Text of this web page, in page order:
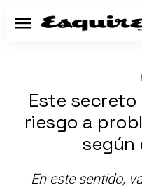
Menú
Este
riesgo a
En este sentido,